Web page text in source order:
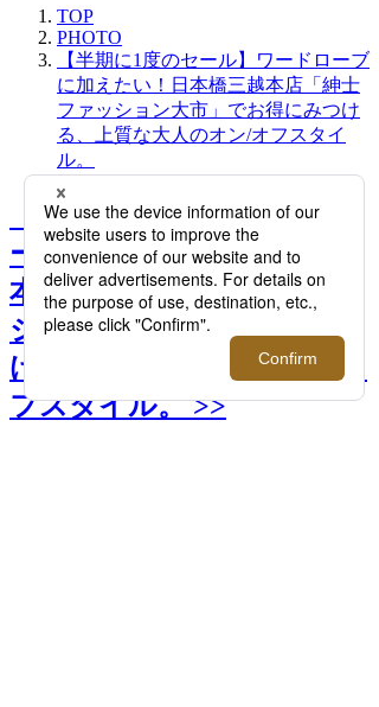
TOP
PHOTO
【半期に1度のセール】ワードローブ
に加えたい！日本橋三越本店「紳士
ファッション大市」でお得にみつけ
る、上質な大人のオン/オフスタイ
ル。
【半期に1度のセール】ワ
ードローブに加えたい！日
本橋三越本店「紳士ファッ
ション大市」でお得にみつ
ける、上質な大人のオン/オ
フスタイル。 >>